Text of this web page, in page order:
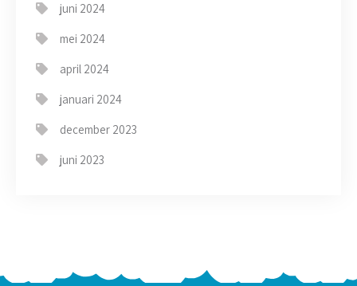
juni 2024
mei 2024
april 2024
januari 2024
december 2023
juni 2023